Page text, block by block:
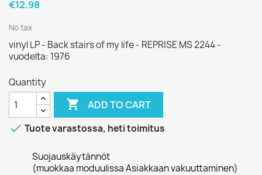
€12.98
No tax
vinyl LP - Back stairs of my life - REPRISE MS 2244 -
vuodelta: 1976
Quantity
 ADD TO CART
 Tuote varastossa, heti toimitus
Suojauskäytännöt
(muokkaa moduulissa Asiakkaan vakuuttaminen)